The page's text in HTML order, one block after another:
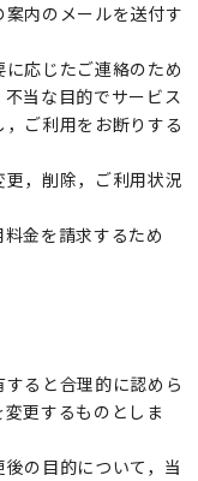
内のメールを送付す
応じたご連絡のため
当な目的でサービス
ご利用をお断りする
，削除，ご利用状況
金を請求するため
ると合理的に認めら
更するものとしま
の目的について，当